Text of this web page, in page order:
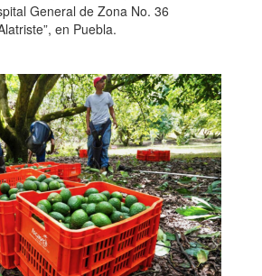
General de Zona No. 36
en Puebla.